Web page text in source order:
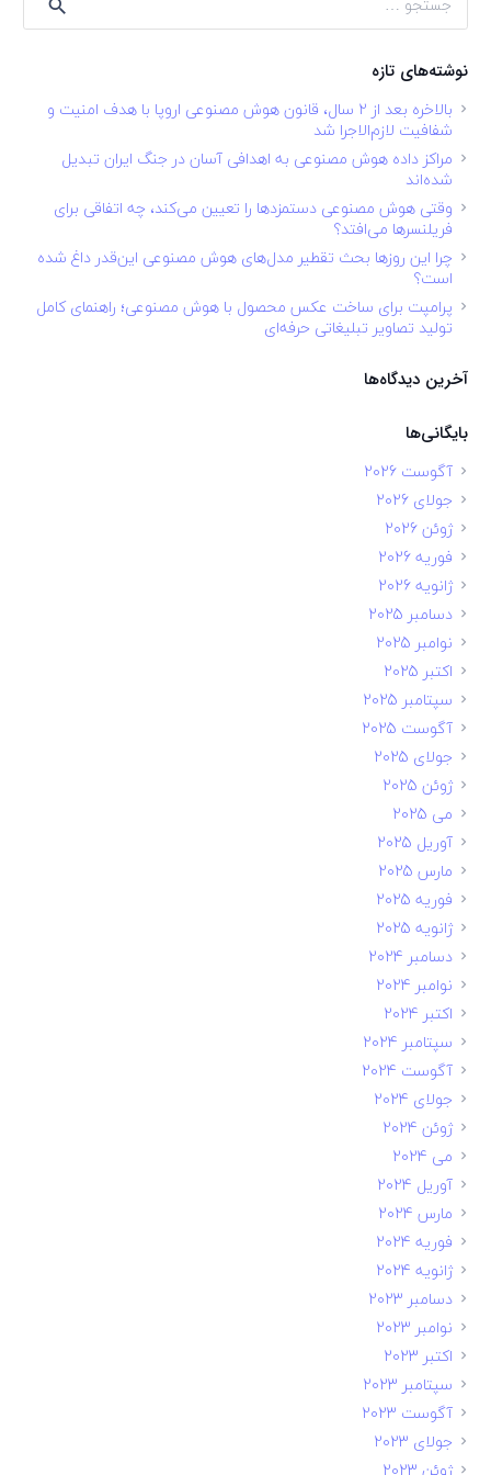
برای:
نوشته‌های تازه
بالاخره بعد از ۲ سال، قانون هوش مصنوعی اروپا با هدف امنیت و
شفافیت لازم‌الاجرا شد
مراکز داده هوش مصنوعی به اهدافی آسان در جنگ ایران تبدیل
شده‌اند
وقتی هوش مصنوعی دستمزدها را تعیین می‌کند، چه اتفاقی برای
فریلنسرها می‌افتد؟
چرا این روزها بحث تقطیر مدل‌های هوش مصنوعی این‌قدر داغ شده
است؟
پرامپت برای ساخت عکس محصول با هوش مصنوعی؛ راهنمای کامل
تولید تصاویر تبلیغاتی حرفه‌ای
آخرین دیدگاه‌ها
بایگانی‌ها
آگوست 2026
جولای 2026
ژوئن 2026
فوریه 2026
ژانویه 2026
دسامبر 2025
نوامبر 2025
اکتبر 2025
سپتامبر 2025
آگوست 2025
جولای 2025
ژوئن 2025
می 2025
آوریل 2025
مارس 2025
فوریه 2025
ژانویه 2025
دسامبر 2024
نوامبر 2024
اکتبر 2024
سپتامبر 2024
آگوست 2024
جولای 2024
ژوئن 2024
می 2024
آوریل 2024
مارس 2024
فوریه 2024
ژانویه 2024
دسامبر 2023
نوامبر 2023
اکتبر 2023
سپتامبر 2023
آگوست 2023
جولای 2023